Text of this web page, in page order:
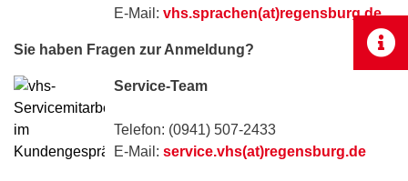
E-Mail: vhs.sprachen(at)regensburg.de
Sie haben Fragen zur Anmeldung?
Service-Team
Telefon: (0941) 507-2433
E-Mail: service.vhs(at)regensburg.de